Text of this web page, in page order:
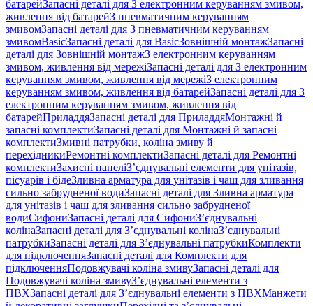
батарейЗапасні деталі для З електронним керуванням змивом,
живлення від батарейЗ пневматичним керуванням
змивомЗапасні деталі для З пневматичним керуванням
змивомBasicЗапасні деталі для BasicЗовнішній монтажЗапасні
деталі для Зовнішній монтажЗ електронним керуванням
змивом, живлення від мережіЗапасні деталі для З електронним
керуванням змивом, живлення від мережіЗ електронним
керуванням змивом, живлення від батарейЗапасні деталі для З
електронним керуванням змивом, живлення від
батарейПриладдяЗапасні деталі для ПриладдяМонтажні й
запасні комплектиЗапасні деталі для Монтажні й запасні
комплектиЗмивні патрубки, коліна змиву й
перехідникиРемонтні комплектиЗапасні деталі для Ремонтні
комплектиЗахисні панеліЗ’єднувальні елементи для унітазів,
пісуарів і бідеЗливна арматура для унітазів і чаш для зливання
сильно забрудненої водиЗапасні деталі для Зливна арматура
для унітазів і чаш для зливання сильно забрудненої
водиСифониЗапасні деталі для СифониЗ’єднувальні
колінаЗапасні деталі для З’єднувальні колінаЗ’єднувальні
патрубкиЗапасні деталі для З’єднувальні патрубкиКомплекти
для підключенняЗапасні деталі для Комплекти для
підключенняПодовжувачі коліна змивуЗапасні деталі для
Подовжувачі коліна змивуЗ’єднувальні елементи з
ПВХЗапасні деталі для З’єднувальні елементи з ПВХМанжети